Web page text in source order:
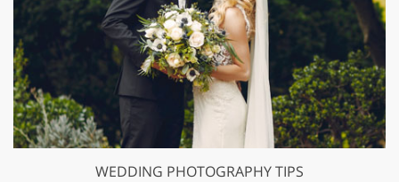
WEDDING PHOTOGRAPHY TIPS